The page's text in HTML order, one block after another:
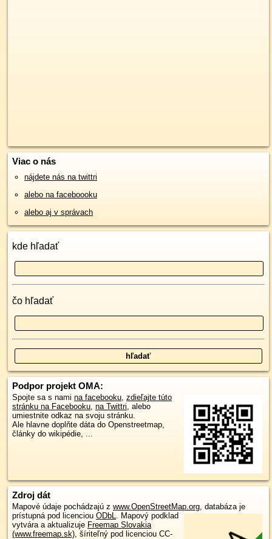
Viac o nás
nájdete nás na twittri
alebo na faceboooku
alebo aj v správach
kde hľadať
čo hľadať
Podpor projekt OMA:
Spojte sa s nami na facebooku zdieľajte túto
stránku na Facebooku na Twittri , alebo
umiestnite odkaz na svoju stránku.
Ale hlavne doplňte dáta do Openstreetmap,
články do wikipédie, ...
Zdroj dát
Mapové údaje pochádzajú z www.OpenStreetMap.org , databáza je
prístupná pod licenciou ODbL
Mapový podklad
vytvára a aktualizuje Freemap Slovakia
(www.freemap.sk) , šíriteľný pod licenciou CC-